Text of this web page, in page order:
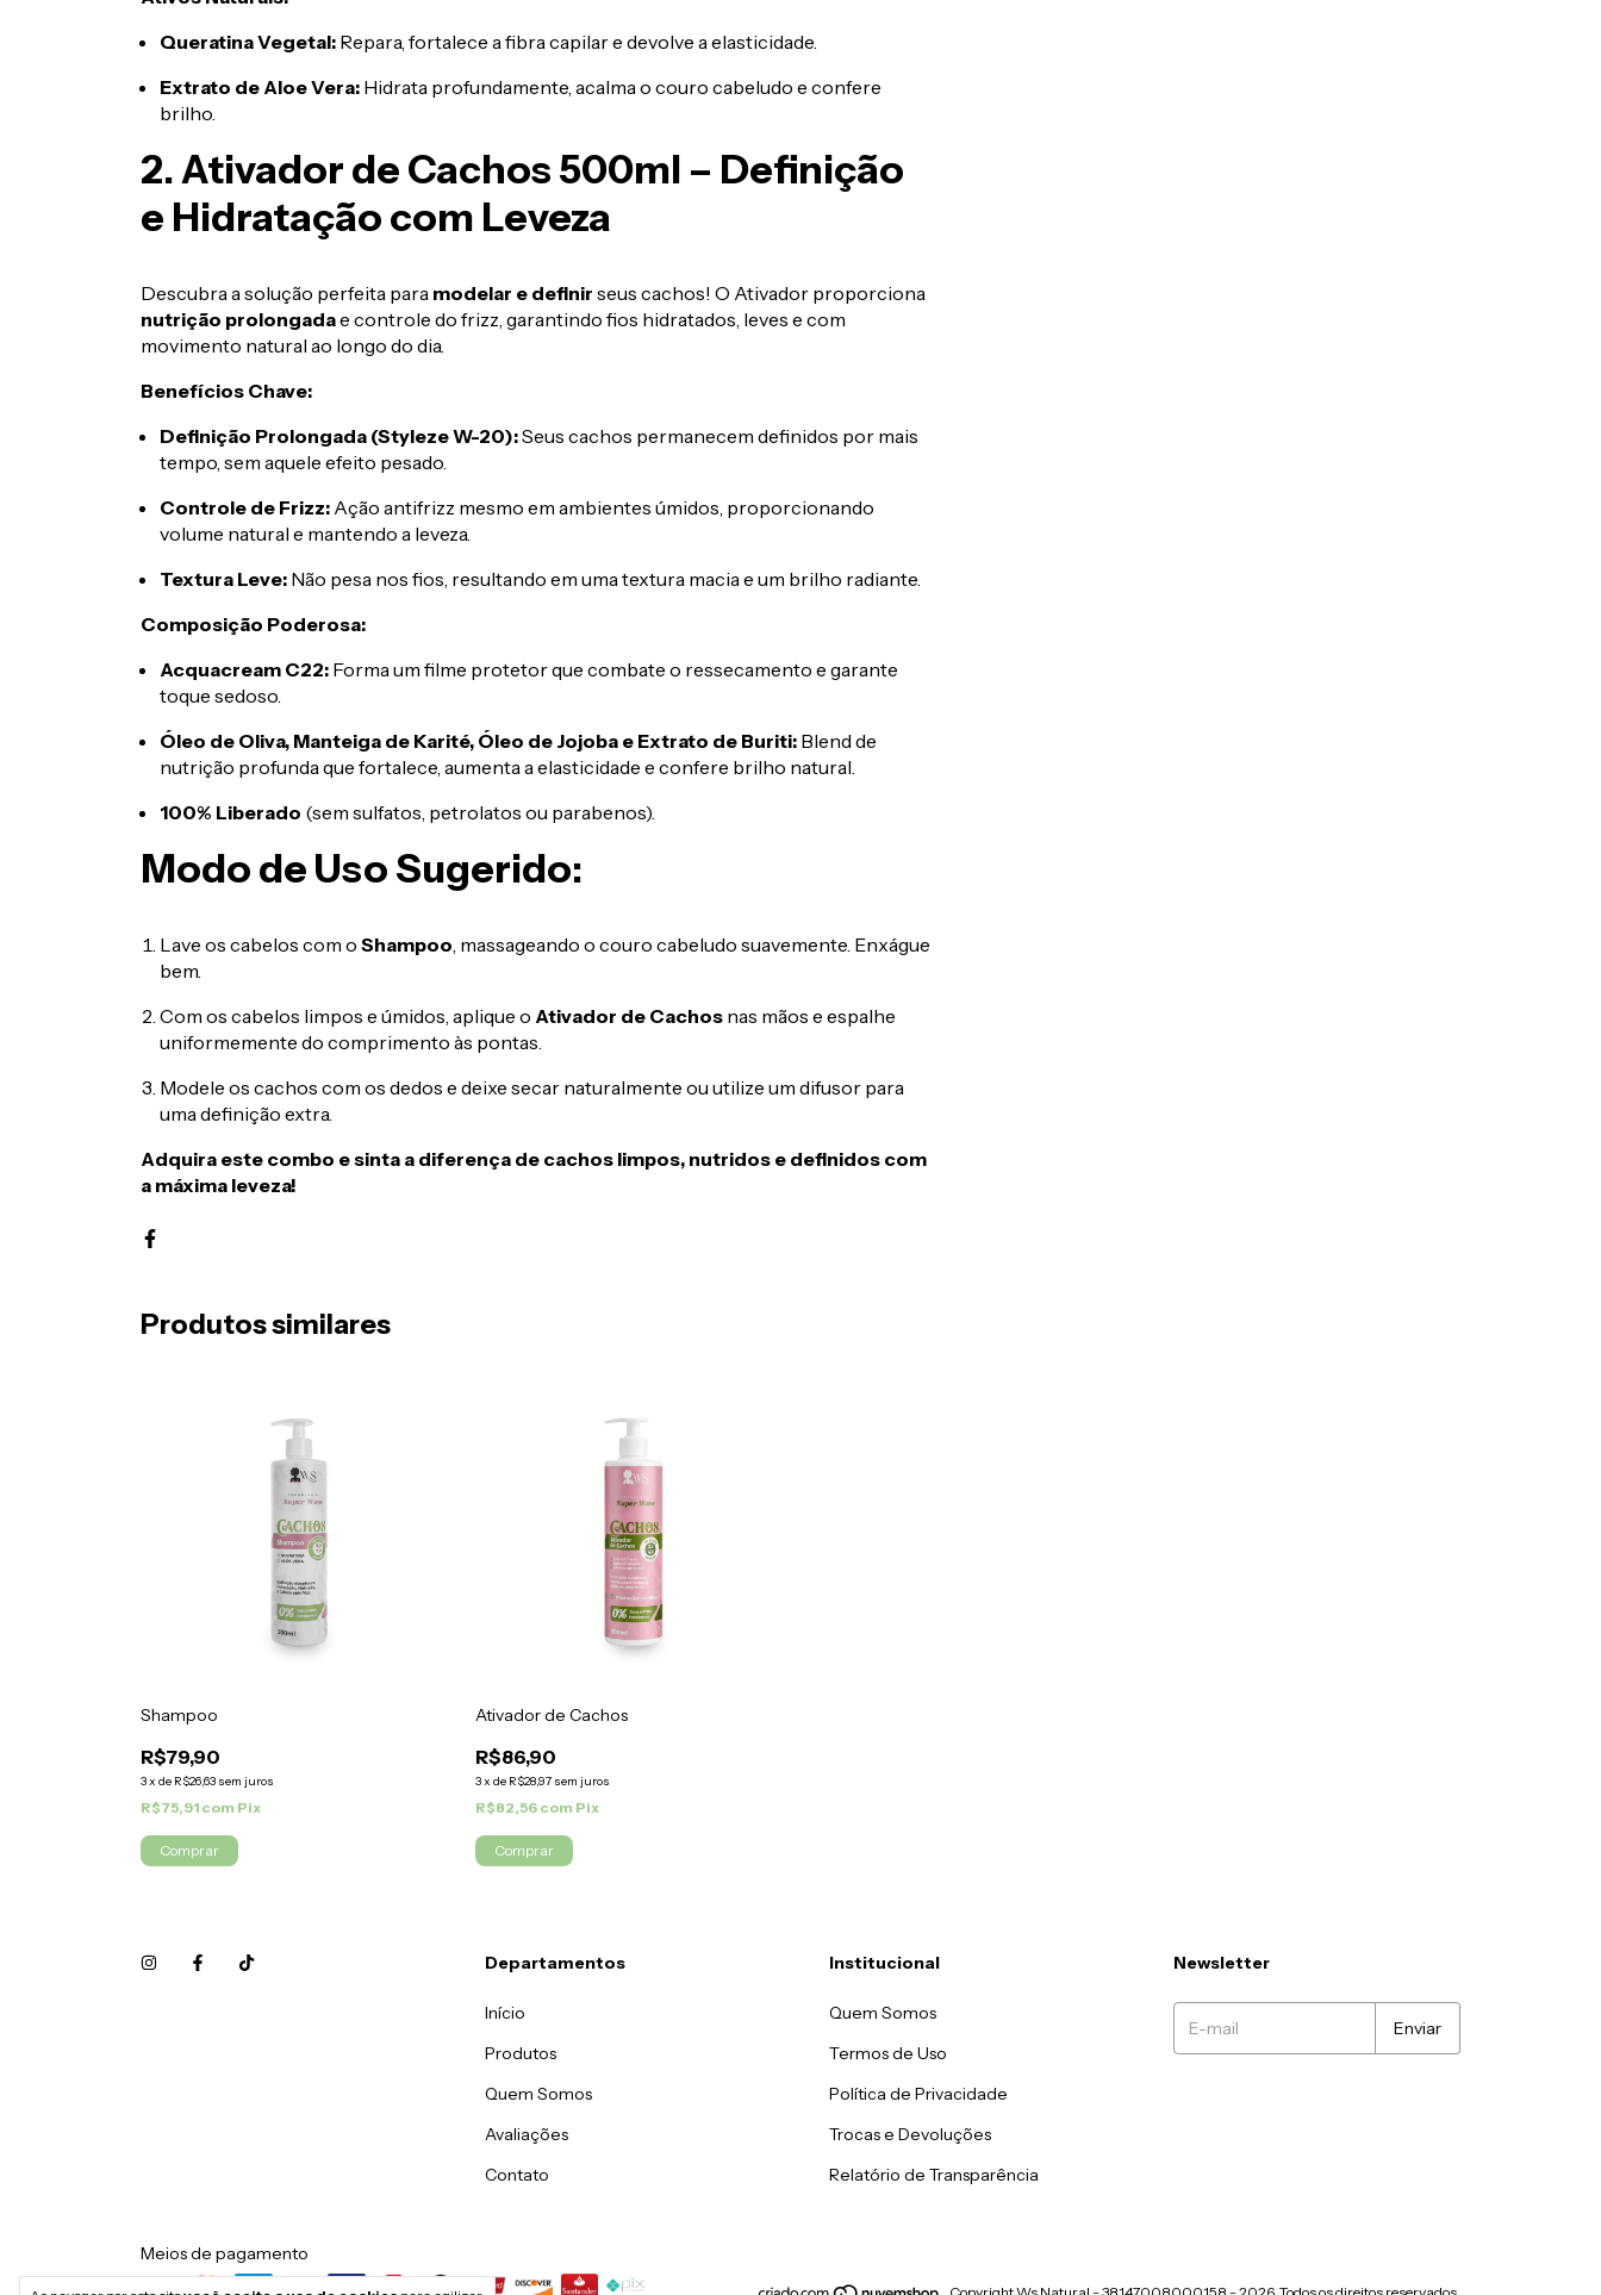
Queratina Vegetal: Repara, fortalece a fibra capilar e devolve a elasticidade.
Extrato de Aloe Vera: Hidrata profundamente, acalma o couro cabeludo e confere
brilho.
2. Ativador de Cachos 500ml – Definição
e Hidratação com Leveza
Descubra a solução perfeita para modelar e definir seus cachos! O Ativador proporciona
nutrição prolongadae controle do frizz, garantindo fios hidratados, leves e com
movimento natural ao longo do dia.
Benefícios Chave:
Definição Prolongada (Styleze W-20):Seus cachos permanecem definidos por mais
tempo, sem aquele efeito pesado.
Controle de Frizz: Ação antifrizz mesmo em ambientes úmidos, proporcionando
volume natural e mantendo a leveza.
Textura Leve: Não pesa nos fios, resultando em uma textura macia e um brilho radiante.
Composição Poderosa:
Acquacream C22: Forma um filme protetor que combate o ressecamento e garante
toque sedoso.
Óleo de Oliva, Manteiga de Karité, Óleo de Jojoba e Extrato de Buriti: Blend de
nutrição profunda que fortalece, aumenta a elasticidade e confere brilho natural.
100% Liberado (sem sulfatos, petrolatos ou parabenos).
Modo de Uso Sugerido:
Lave os cabelos com o Shampoo , massageando o couro cabeludo suavemente. Enxágue
bem.
Com os cabelos limpos e úmidos, aplique o Ativador de Cachos nas mãos e espalhe
uniformemente do comprimento às pontas.
Modele os cachos com os dedos e deixe secar naturalmente ou utilize um difusor para
uma definição extra.
Adquira este combo e sinta a diferença de cachos limpos, nutridos e definidos com
a máxima leveza!
Produtos similares
Shampoo
R$79,90
3x de R$26,63 sem juros
R$75,91 com Pix
Ativador de Cachos
R$86,90
3x de R$28,97 sem juros
R$82,56 com Pix
Departamentos
Início
Produtos
Quem Somos
Avaliações
Contato
Institucional
Quem Somos
Termos de Uso
Política de Privacidade
Trocas e Devoluções
Relatório de Transparência
Newsletter
Meios de pagamento